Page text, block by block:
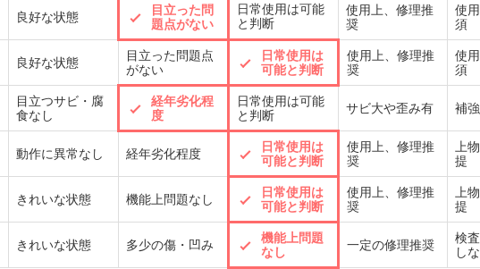
良好な状態
目立った問
題点がない
日常使用は可能
と判断
使用上、修理推
奨
使
須
良好な状態
目立った問題点
がない
日常使用は
可能と判断
使用上、修理推
奨
使
須
目立つサビ・腐
食なし
経年劣化程
度
日常使用は可能
と判断
サビ大や歪み有 補
動作に異常なし 経年劣化程度
日常使用は
可能と判断
使用上、修理推
奨
上
提
きれいな状態 機能上問題なし
日常使用は
可能と判断
使用上、修理推
奨
上
提
きれいな状態 多少の傷・凹み
機能上問題
なし
一定の修理推奨
検
し